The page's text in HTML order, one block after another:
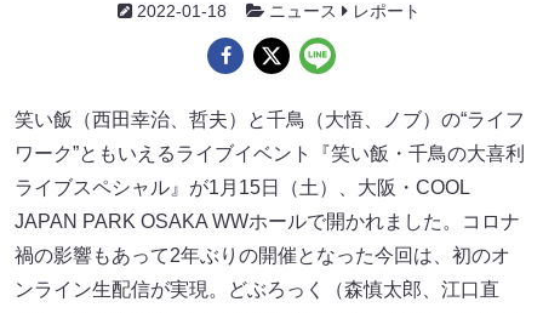
2022-01-18 ニュース レポート
笑い飯（西田幸治、哲夫）と千鳥（大悟、ノブ）の“ライフ
ワーク”ともいえるライブイベント『笑い飯・千鳥の大喜利
ライブスペシャル』が1月15日（土）、大阪・COOL
JAPAN PARK OSAKA WWホールで開かれました。コロナ
禍の影響もあって2年ぶりの開催となった今回は、初のオ
ンライン生配信が実現。どぶろっく（森慎太郎、江口直